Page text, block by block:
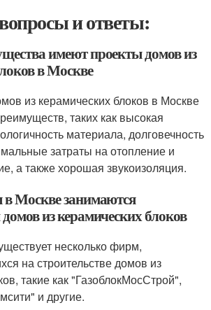
и ответы:
имеют проекты домов из
в Москве
из керамических блоков в Москве
таких как высокая
материала, долговечность
затраты на отопление и
а также хорошая звукоизоляция.
Москве занимаются
из керамических блоков
несколько фирм,
на строительстве домов из
такие как "ГазоблокМосСтрой",
и другие.